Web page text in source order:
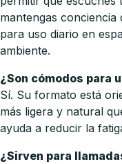
mantengas conciencia
para uso diario en
ambiente.
¿Son cómodos para
Sí. Su formato está
más ligera y natural
ayuda a reducir la
¿Sirven para